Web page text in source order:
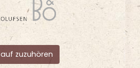
zuzuhören